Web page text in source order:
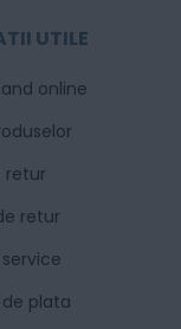
UTILE
online
retur
retur
plata